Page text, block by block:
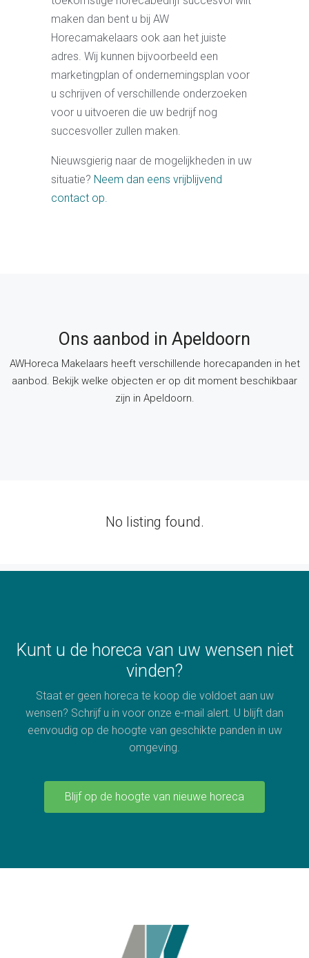
maken dan bent u bij AW
Horecamakelaars ook aan het juiste
adres. Wij kunnen bijvoorbeeld een
marketingplan of ondernemingsplan voor
u schrijven of verschillende onderzoeken
voor u uitvoeren die uw bedrijf nog
succesvoller zullen maken.
Nieuwsgierig naar de mogelijkheden in uw
situatie? Neem dan eens vrijblijvend
contact op.
Ons aanbod in Apeldoorn
AWHoreca Makelaars heeft verschillende horecapanden in het
aanbod. Bekijk welke objecten er op dit moment beschikbaar
zijn in Apeldoorn.
No listing found.
Kunt u de horeca van uw wensen niet
vinden?
Staat er geen horeca te koop die voldoet aan uw
wensen? Schrijf u in voor onze e-mail alert. U blijft dan
eenvoudig op de hoogte van geschikte panden in uw
omgeving.
Blijf op de hoogte van nieuwe horeca